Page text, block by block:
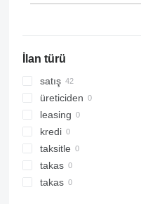
İlan türü
satış
üreticiden
leasing
kredi
taksitle
takas
takas